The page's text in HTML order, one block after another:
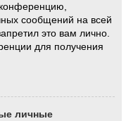
сообщений на всей
это вам лично.
для получения
личные